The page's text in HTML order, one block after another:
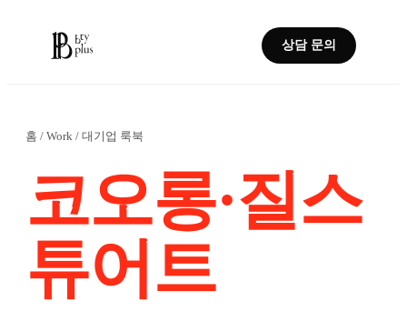
상담 문의
홈 / Work / 대기업 룩북
코오롱·질스
튜어트